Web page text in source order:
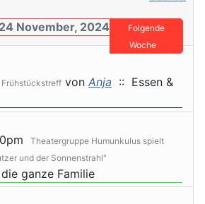
November, 2024
Folgende
Woche
von Anja :: Essen &
Theatergruppe Humunkulus spielt
und der Sonnenstrahl"
ganze Familie